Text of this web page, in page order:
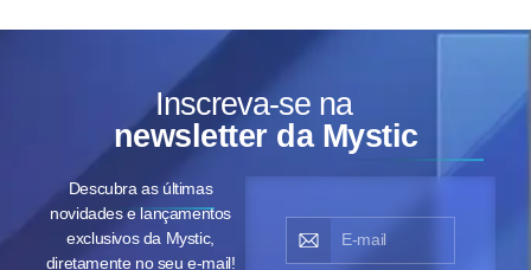
Inscreva-se na
newsletter da Mystic
Descubra as últimas
novidades e lançamentos
exclusivos da Mystic,
diretamente no seu e-mail!